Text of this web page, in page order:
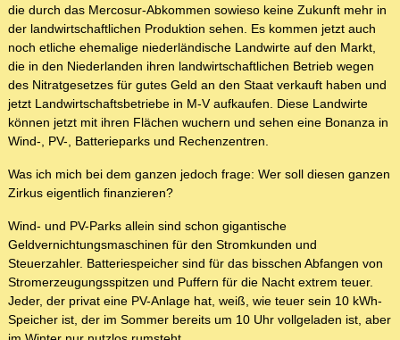
die durch das Mercosur-Abkommen sowieso keine Zukunft mehr in
der landwirtschaftlichen Produktion sehen. Es kommen jetzt auch
noch etliche ehemalige niederländische Landwirte auf den Markt,
die in den Niederlanden ihren landwirtschaftlichen Betrieb wegen
des Nitratgesetzes für gutes Geld an den Staat verkauft haben und
jetzt Landwirtschaftsbetriebe in M-V aufkaufen. Diese Landwirte
können jetzt mit ihren Flächen wuchern und sehen eine Bonanza in
Wind-, PV-, Batterieparks und Rechenzentren.
Was ich mich bei dem ganzen jedoch frage: Wer soll diesen ganzen
Zirkus eigentlich finanzieren?
Wind- und PV-Parks allein sind schon gigantische
Geldvernichtungsmaschinen für den Stromkunden und
Steuerzahler. Batteriespeicher sind für das bisschen Abfangen von
Stromerzeugungsspitzen und Puffern für die Nacht extrem teuer.
Jeder, der privat eine PV-Anlage hat, weiß, wie teuer sein 10 kWh-
Speicher ist, der im Sommer bereits um 10 Uhr vollgeladen ist, aber